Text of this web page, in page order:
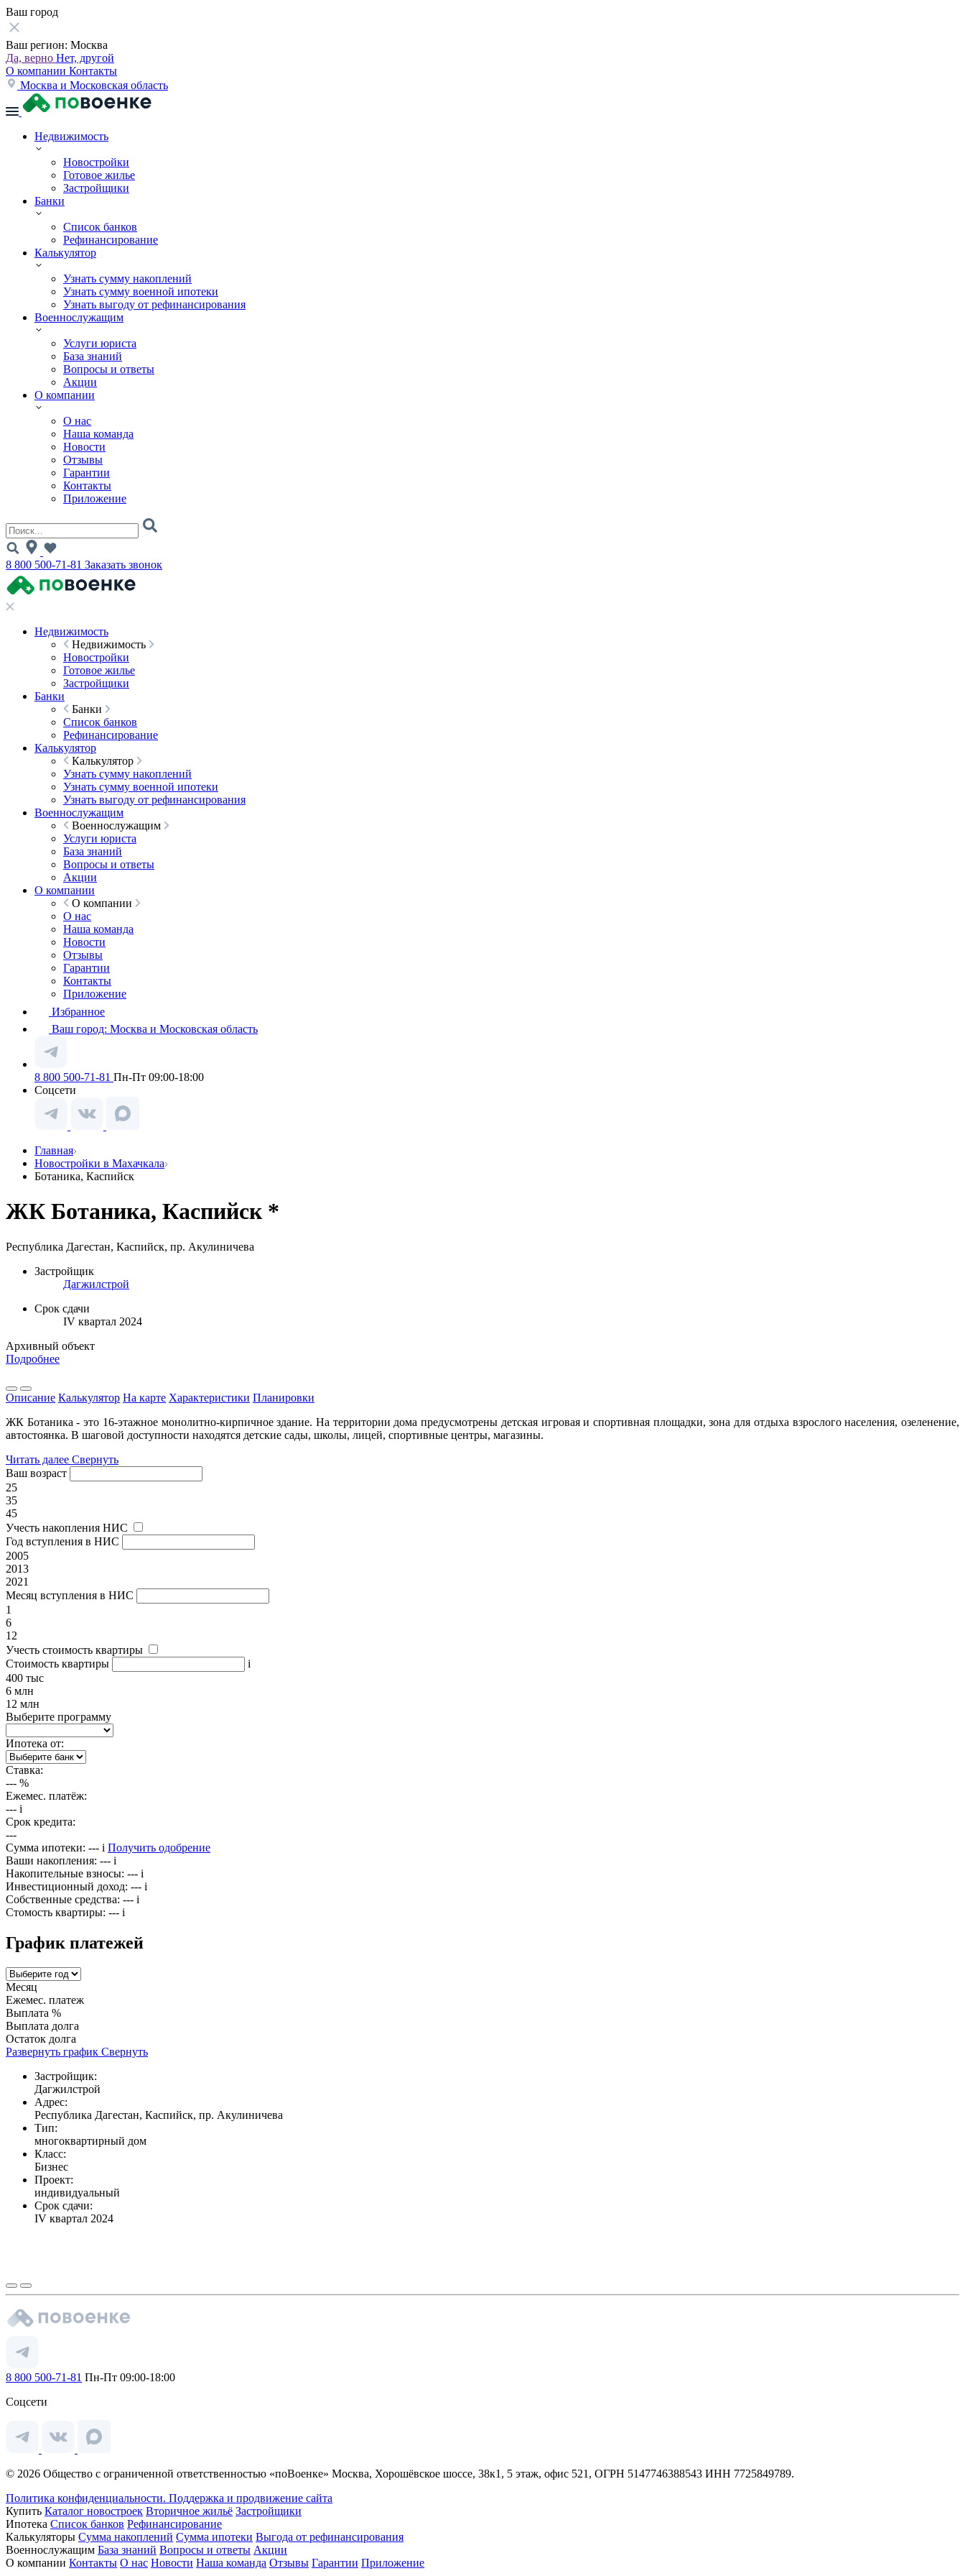
Ваш город
Ваш регион: Москва
Да, верно Нет, другой
О компании Контакты
Москва и Московская область
Недвижимость
Новостройки
Готовое жилье
Застройщики
Банки
Список банков
Рефинансирование
Калькулятор
Узнать сумму накоплений
Узнать сумму военной ипотеки
Узнать выгоду от рефинансирования
Военнослужащим
Услуги юриста
База знаний
Вопросы и ответы
Акции
О компании
О нас
Наша команда
Новости
Отзывы
Гарантии
Контакты
Приложение
8 800 500-71-81 Заказать звонок
Недвижимость
Недвижимость
Новостройки
Готовое жилье
Застройщики
Банки
Банки
Список банков
Рефинансирование
Калькулятор
Калькулятор
Узнать сумму накоплений
Узнать сумму военной ипотеки
Узнать выгоду от рефинансирования
Военнослужащим
Военнослужащим
Услуги юриста
База знаний
Вопросы и ответы
Акции
О компании
О компании
О нас
Наша команда
Новости
Отзывы
Гарантии
Контакты
Приложение
Избранное
Ваш город: Москва и Московская область
8 800 500-71-81 Пн-Пт 09:00-18:00
Соцсети
Главная
Новостройки в Махачкала
Ботаника, Каспийск
ЖК Ботаника, Каспийск *
Республика Дагестан, Каспийск, пр. Акулиничева
Застройщик
Дагжилстрой
Срок сдачи
IV квартал 2024
Архивный объект
Подробнее
Описание Калькулятор На карте Характеристики Планировки
ЖК Ботаника - это 16-этажное монолитно-кирпичное здание. На территории дома предусмотрены детская игровая и спортивная площадки, зона для отдыха взрослого населения, озеленение,
автостоянка. В шаговой доступности находятся детские сады, школы, лицей, спортивные центры, магазины.
Читать далее Свернуть
Ваш возраст
25
35
45
Учесть накопления НИС
Год вступления в НИС
2005
2013
2021
Месяц вступления в НИС
1
6
12
Учесть стоимость квартиры
Стоимость квартиры
i
400 тыс
6 млн
12 млн
Выберите программу
Ипотека от:
Ставка:
--- %
Ежемес. платёж:
--- i
Срок кредита:
---
Сумма ипотеки: --- i Получить одобрение
Ваши накопления: --- i
Накопительные взносы: --- i
Инвестиционный доход: --- i
Собственные средства: --- i
Стомость квартиры: --- i
График платежей
Месяц
Ежемес. платеж
Выплата %
Выплата долга
Остаток долга
Развернуть график Свернуть
Застройщик:
Дагжилстрой
Адрес:
Республика Дагестан, Каспийск, пр. Акулиничева
Тип:
многоквартирный дом
Класс:
Бизнес
Проект:
индивидуальный
Срок сдачи:
IV квартал 2024
8 800 500-71-81 Пн-Пт 09:00-18:00
Соцсети
© 2026 Общество с ограниченной ответственностью «поВоенке» Москва, Хорошёвское шоссе, 38к1, 5 этаж, офис 521, ОГРН 5147746388543 ИНН 7725849789.
Политика конфиденциальности. Поддержка и продвижение сайта
Купить Каталог новостроек Вторичное жильё Застройщики
Ипотека Список банков Рефинансирование
Калькуляторы Сумма накоплений Сумма ипотеки Выгода от рефинансирования
Военнослужащим База знаний Вопросы и ответы Акции
О компании Контакты О нас Новости Наша команда Отзывы Гарантии Приложение